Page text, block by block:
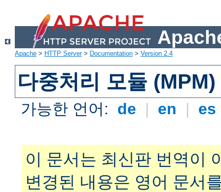
Apache > HTTP Server> Documentation > Version 2.4
다중처리 모듈 (MPM)
가능한 언어: de | en | es
이 문서는 최신판 번역이
변경된 내용은 영어 문서